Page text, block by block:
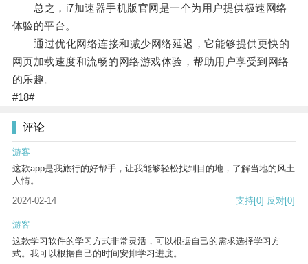
总之，i7加速器手机版官网是一个为用户提供极速网络
体验的平台。
通过优化网络连接和减少网络延迟，它能够提供更快的
网页加载速度和流畅的网络游戏体验，帮助用户享受到网络
的乐趣。
#18#
评论
游客
这款app是我旅行的好帮手，让我能够轻松找到目的地，了解当地的风土
人情。
2024-02-14
支持[0] 反对[0]
游客
这款学习软件的学习方式非常灵活，可以根据自己的需求选择学习方
式。我可以根据自己的时间安排学习进度。